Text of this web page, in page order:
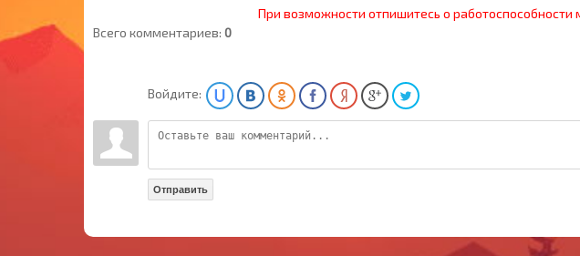
При возможности отпишитесь о
Всего комментариев: 0
Войдите:
Отправить